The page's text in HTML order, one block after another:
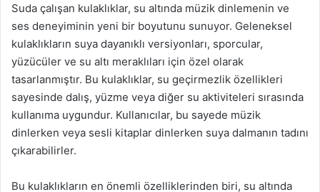
Suda çalışan kulaklıklar, su altında müzik dinlemenin ve
ses deneyiminin yeni bir boyutunu sunuyor. Geleneksel
kulaklıkların suya dayanıklı versiyonları, sporcular,
yüzücüler ve su altı meraklıları için özel olarak
tasarlanmıştır. Bu kulaklıklar, su geçirmezlik özellikleri
sayesinde dalış, yüzme veya diğer su aktiviteleri sırasında
kullanıma uygundur. Kullanıcılar, bu sayede müzik
dinlerken veya sesli kitaplar dinlerken suya dalmanın tadını
çıkarabilirler.
Bu kulaklıkların en önemli özelliklerinden biri, su altında